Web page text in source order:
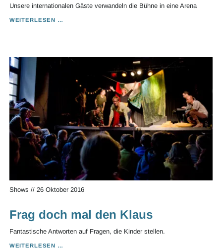
Unsere internationalen Gäste verwandeln die Bühne in eine Arena
WEITERLESEN …
Shows // 26 Oktober 2016
Frag doch mal den Klaus
Fantastische Antworten auf Fragen, die Kinder stellen.
WEITERLESEN …